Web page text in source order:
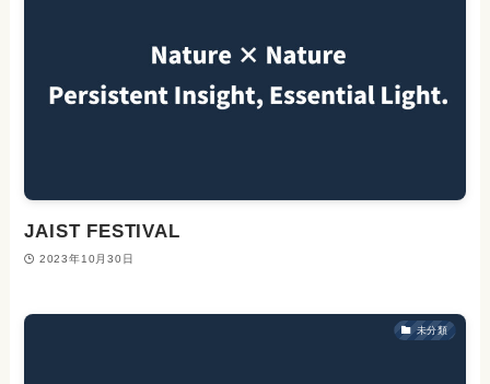
JAIST FESTIVAL
2023年10月30日
未分類